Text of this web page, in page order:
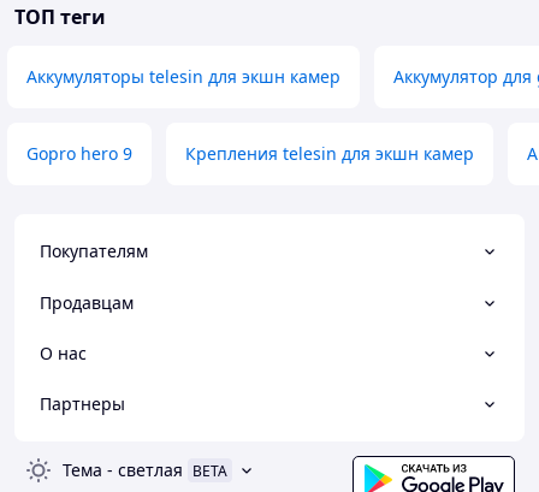
ТОП теги
Аккумуляторы telesin для экшн камер Аккумулятор
Gopro hero 9 Крепления telesin для экшн камер
Покупателям
Продавцам
О нас
Партнеры
Тема - светлая BETA